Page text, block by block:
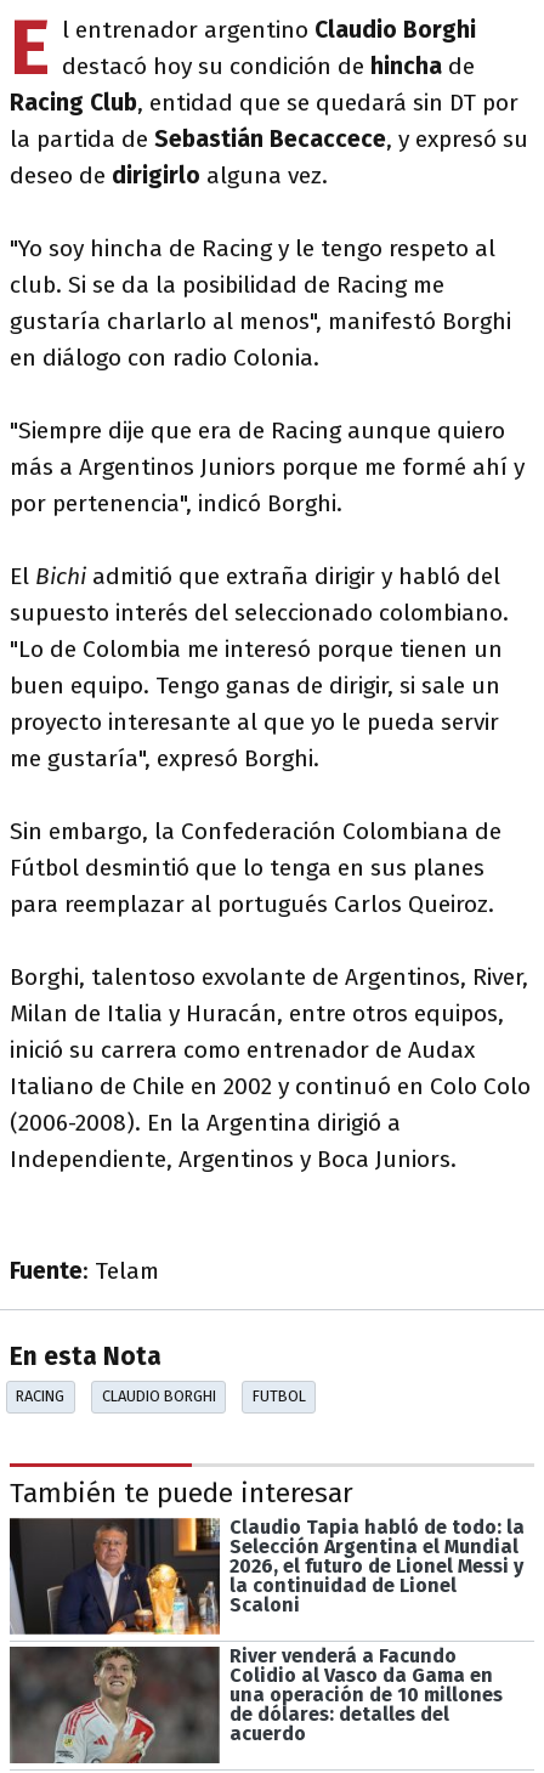
E l entrenador argentino Claudio Borghi
destacó hoy su condición de hincha de
Racing Club, entidad que se quedará sin DT por
la partida de Sebastián Becaccece, y expresó su
deseo de dirigirlo alguna vez.
"Yo soy hincha de Racing y le tengo respeto al
club. Si se da la posibilidad de Racing me
gustaría charlarlo al menos", manifestó Borghi
en diálogo con radio Colonia.
"Siempre dije que era de Racing aunque quiero
más a Argentinos Juniors porque me formé ahí y
por pertenencia", indicó Borghi.
El Bichi admitió que extraña dirigir y habló del
supuesto interés del seleccionado colombiano.
"Lo de Colombia me interesó porque tienen un
buen equipo. Tengo ganas de dirigir, si sale un
proyecto interesante al que yo le pueda servir
me gustaría", expresó Borghi.
Sin embargo, la Confederación Colombiana de
Fútbol desmintió que lo tenga en sus planes
para reemplazar al portugués Carlos Queiroz.
Borghi, talentoso exvolante de Argentinos, River,
Milan de Italia y Huracán, entre otros equipos,
inició su carrera como entrenador de Audax
Italiano de Chile en 2002 y continuó en Colo Colo
(2006-2008). En la Argentina dirigió a
Independiente, Argentinos y Boca Juniors.
Fuente: Telam
En esta Nota
RACING CLAUDIO BORGHI FUTBOL
También te puede interesar
Claudio Tapia habló de todo: la
Selección Argentina el Mundial
2026, el futuro de Lionel Messi y
la continuidad de Lionel
Scaloni
River venderá a Facundo
Colidio al Vasco da Gama en
una operación de 10 millones
de dólares: detalles del
acuerdo